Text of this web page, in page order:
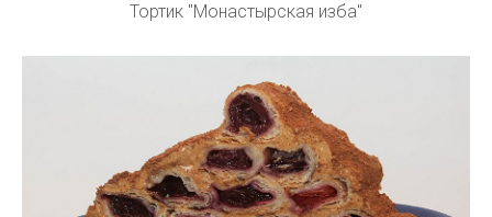
Тортик "Монастырская изба"